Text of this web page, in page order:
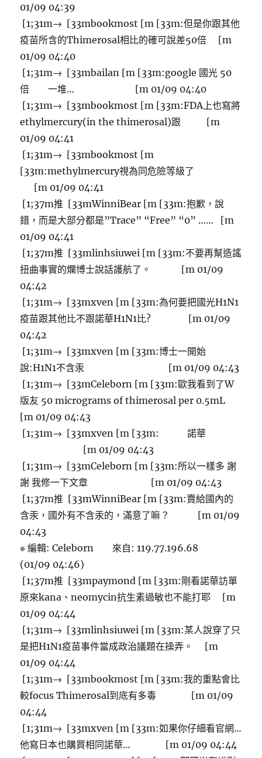
01/09 04:39
[1;31m→ [33mbookmost [m [33m:但是你跟其他
疫苗所含的Thimerosal相比的確可說差50倍 [m
01/09 04:40
[1;31m→ [33mbailan [m [33m:google 國光 50
倍 一堆… [m 01/09 04:40
[1;31m→ [33mbookmost [m [33m:FDA上也寫將
ethylmercury(in the thimerosal)跟 [m
01/09 04:41
[1;31m→ [33mbookmost [m
[33m:methylmercury視為同危險等級了
[m 01/09 04:41
[1;37m推 [33mWinniBear [m [33m:抱歉，說
錯，而是大部分都是”Trace” “Free” “0” …… [m
01/09 04:41
[1;37m推 [33mlinhsiuwei [m [33m:不要再幫造謠
扭曲事實的爛博士說話護航了。 [m 01/09
04:42
[1;31m→ [33mxven [m [33m:為何要把國光H1N1
疫苗跟其他比不跟諾華H1N1比? [m 01/09
04:42
[1;31m→ [33mxven [m [33m:博士一開始
說:H1N1不含汞 [m 01/09 04:43
[1;31m→ [33mCeleborn [m [33m:歐我看到了W
版友 50 micrograms of thimerosal per 0.5mL
[m 01/09 04:43
[1;31m→ [33mxven [m [33m: 諾華
[m 01/09 04:43
[1;31m→ [33mCeleborn [m [33m:所以一樣多 謝
謝 我修一下文章 [m 01/09 04:43
[1;37m推 [33mWinniBear [m [33m:賣給國內的
含汞，國外有不含汞的，滿意了嘛？ [m 01/09
04:43
※ 編輯: Celeborn 來自: 119.77.196.68
(01/09 04:46)
[1;37m推 [33mpaymond [m [33m:剛看諾華訪單
原來kana、neomycin抗生素過敏也不能打耶 [m
01/09 04:44
[1;31m→ [33mlinhsiuwei [m [33m:某人說穿了只
是把H1N1疫苗事件當成政治議題在操弄。 [m
01/09 04:44
[1;31m→ [33mbookmost [m [33m:我的重點會比
較focus Thimerosal到底有多毒 [m 01/09
04:44
[1;31m→ [33mxven [m [33m:如果你仔細看官網…
他寫日本也購買相同諾華… [m 01/09 04:44